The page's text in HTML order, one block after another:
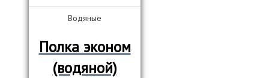
Водяные
Полка эконом
(водяной)